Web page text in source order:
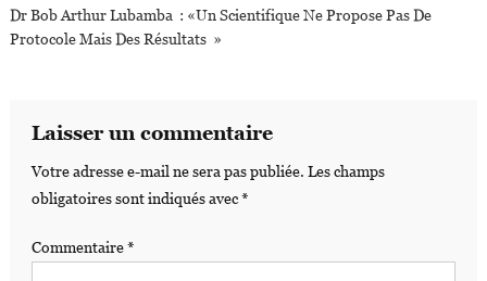
Dr Bob Arthur Lubamba : «Un Scientifique Ne Propose Pas De
Protocole Mais Des Résultats »
Laisser un commentaire
Votre adresse e-mail ne sera pas publiée. Les champs
obligatoires sont indiqués avec*
Commentaire*